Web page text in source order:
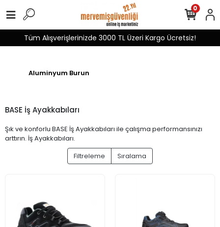
Tüm Alışverişlerinizde 3000 TL Üzeri Kargo Ücretsiz!
0
Aluminyum Burun
BASE İş Ayakkabıları
Şık ve konforlu BASE İş Ayakkabıları ile çalışma performansınızı
arttırın. İş Ayakkabıları.
Filtreleme
Sıralama